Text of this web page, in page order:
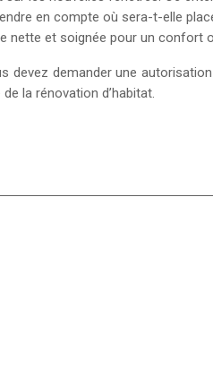
en compte où sera-t-elle
nette et soignée pour un confort
demander une
la rénovation d’habitat.